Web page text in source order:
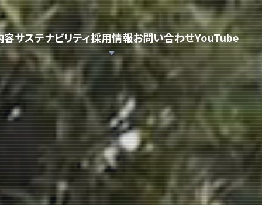
容サステナビリティ採用情報お問い合わせYouTube